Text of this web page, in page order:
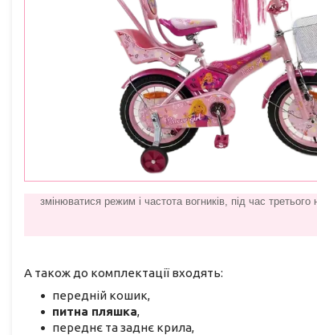
змінюватися режим і частота вогників, під час третього
А також до комплектації входять:
передній кошик,
питна пляшка,
переднє та заднє крила,